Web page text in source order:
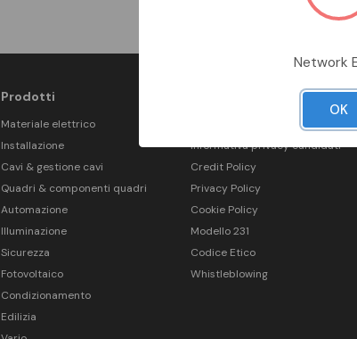
Prodotti
Materiale elettrico
Installazione
Cavi & gestione cavi
Quadri & componenti quadri
Automazione
Illuminazione
Sicurezza
Fotovoltaico
Condizionamento
Edilizia
Informazioni legali
Condizioni generali di vendita
Informativa privacy candidati
Credit Policy
Privacy Policy
Cookie Policy
Modello 231
Codice Etico
Whistleblowing
Network
OK